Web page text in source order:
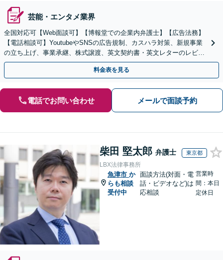
芸能・エンタメ業界
全国対応可【Web面談可】【博報堂での企業内弁護士】【広告法務】
【電話相談可】YoutubeやSNSの広告規制、カスハラ対策、新規事業
の立ち上げ、事業承継、株式譲渡、英文契約書・英文レターのレビュ
ー・ドラフトなどに対応。
料金表を見る
電話でお問い合わせ メールで面談予約
柴田 堅太郎 弁護士 東京都
LBX法律事務所
魚津市 か
らも相談
受付中
面談方法(対面・電
話・ビデオなど)は
応相談
営業時
間：本日
定休日